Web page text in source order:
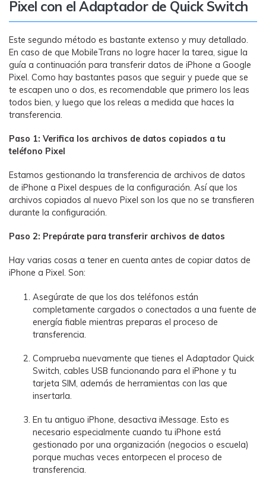
Pixel con el Adaptador de Quick Switch
Este segundo método es bastante extenso y muy detallado.
En caso de que MobileTrans no logre hacer la tarea, sigue la
guía a continuación para transferir datos de iPhone a Google
Pixel. Como hay bastantes pasos que seguir y puede que se
te escapen uno o dos, es recomendable que primero los leas
todos bien, y luego que los releas a medida que haces la
transferencia.
Paso 1: Verifica los archivos de datos copiados a tu
teléfono Pixel
Estamos gestionando la transferencia de archivos de datos
de iPhone a Pixel despues de la configuración. Así que los
archivos copiados al nuevo Pixel son los que no se transfieren
durante la configuración.
Paso 2: Prepárate para transferir archivos de datos
Hay varias cosas a tener en cuenta antes de copiar datos de
iPhone a Pixel. Son:
Asegúrate de que los dos teléfonos están
completamente cargados o conectados a una fuente de
energía fiable mientras preparas el proceso de
transferencia.
Comprueba nuevamente que tienes el Adaptador Quick
Switch, cables USB funcionando para el iPhone y tu
tarjeta SIM, además de herramientas con las que
insertarla.
En tu antiguo iPhone, desactiva iMessage. Esto es
necesario especialmente cuando tu iPhone está
gestionado por una organización (negocios o escuela)
porque muchas veces entorpecen el proceso de
transferencia.